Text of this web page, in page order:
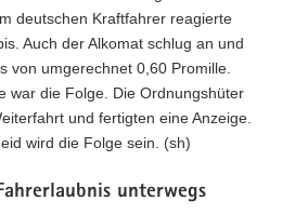
deutschen Kraftfahrer reagierte
Auch der Alkomat schlug an und
von umgerechnet 0,60 Promille.
war die Folge. Die Ordnungshüter
und fertigten eine Anzeige.
wird die Folge sein. (sh)
unterwegs